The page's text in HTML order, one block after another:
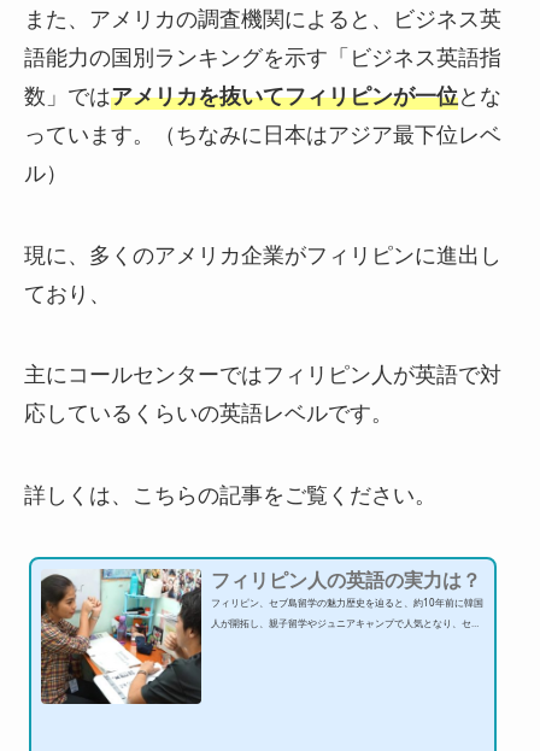
また、アメリカの調査機関によると、ビジネス英
語能力の国別ランキングを示す「ビジネス英語指
数」ではアメリカを抜いてフィリピンが一位とな
っています。（ちなみに日本はアジア最下位レベ
ル）
現に、多くのアメリカ企業がフィリピンに進出し
ており、
主にコールセンターではフィリピン人が英語で対
応しているくらいの英語レベルです。
詳しくは、こちらの記事をご覧ください。
フィリピン人の英語の実力は？
フィリピン、セブ島留学の魅力歴史を辿ると、約10年前に韓国
人が開拓し、親子留学やジュニアキャンプで人気となり、セブ